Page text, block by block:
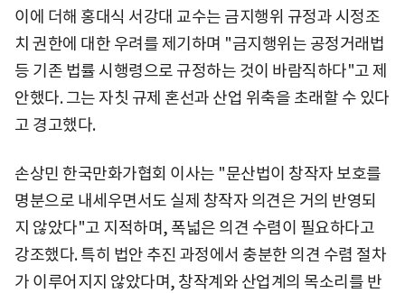
이에 더해 홍대식 서강대 교수는 금지행위 규정과 시정조
치 권한에 대한 우려를 제기하며 "금지행위는 공정거래법
등 기존 법률 시행령으로 규정하는 것이 바람직하다"고 제
안했다. 그는 자칫 규제 혼선과 산업 위축을 초래할 수 있다
고 경고했다.
손상민 한국만화가협회 이사는 "문산법이 창작자 보호를
명분으로 내세우면서도 실제 창작자 의견은 거의 반영되
지 않았다"고 지적하며, 폭넓은 의견 수렴이 필요하다고
강조했다. 특히 법안 추진 과정에서 충분한 의견 수렴 절차
가 이루어지지 않았다며, 창작계와 산업계의 목소리를 반